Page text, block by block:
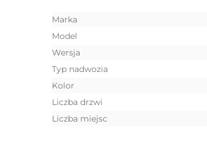
Marka
Model
Wersja
Typ nadwozia
Kolor
Liczba drzwi
Liczba miejsc